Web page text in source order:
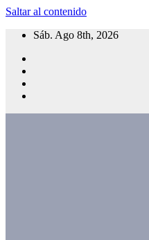
Saltar al contenido
Sáb. Ago 8th, 2026